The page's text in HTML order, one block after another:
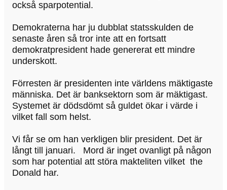
också sparpotential.
Demokraterna har ju dubblat statsskulden de
senaste åren så tror inte att en fortsatt
demokratpresident hade genererat ett mindre
underskott.
Förresten är presidenten inte världens mäktigaste
människa. Det är banksektorn som är mäktigast.
Systemet är dödsdömt så guldet ökar i värde i
vilket fall som helst.
Vi får se om han verkligen blir president. Det är
långt till januari. Mord är inget ovanligt på någon
som har potential att störa makteliten vilket the
Donald har.